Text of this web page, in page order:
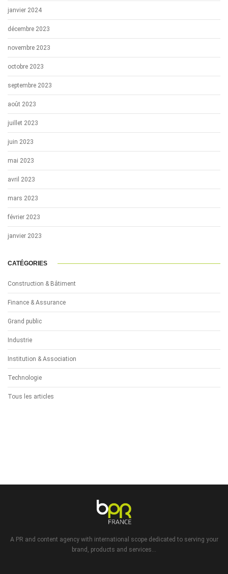
janvier 2024
décembre 2023
novembre 2023
octobre 2023
septembre 2023
août 2023
juillet 2023
juin 2023
mai 2023
avril 2023
mars 2023
février 2023
janvier 2023
CATÉGORIES
Construction & Bâtiment
Finance & Assurance
Grand public
Industrie
Institution & Association
Technologie
Tous les articles
A PR and content agency with international scope dedicated to serving your
brand, products and services...